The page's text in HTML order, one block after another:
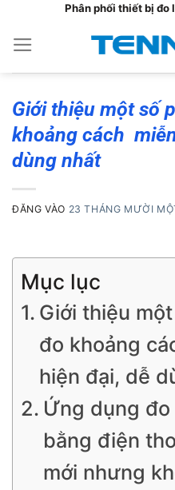
nội
dung
Phân phối thiết bị đo
Giới thiệu một số
khoảng cách
dùng nhất
ĐĂNG VÀO 23 THÁNG MƯỜI
Mục lục
Giới thiệu
đo khoảng
hiện đại, dễ
Ứng dụng
bằng điện
mới nhưng